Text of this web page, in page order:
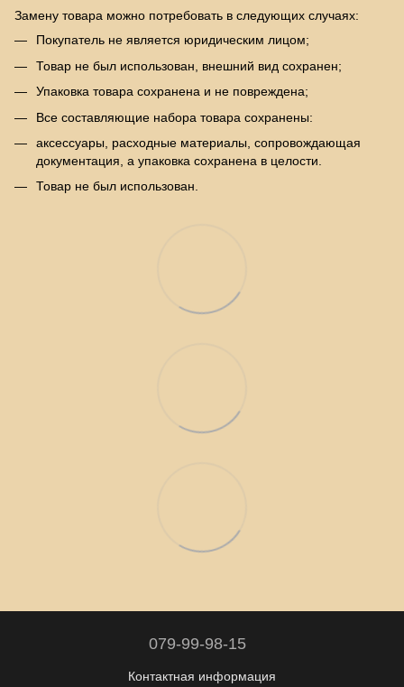
Замену товара можно потребовать в следующих случаях:
Покупатель не является юридическим лицом;
Товар не был использован, внешний вид сохранен;
Упаковка товара сохранена и не повреждена;
Все составляющие набора товара сохранены:
аксессуары, расходные материалы, сопровождающая
документация, а упаковка сохранена в целости.
Товар не был использован.
079-99-98-15
Контактная информация